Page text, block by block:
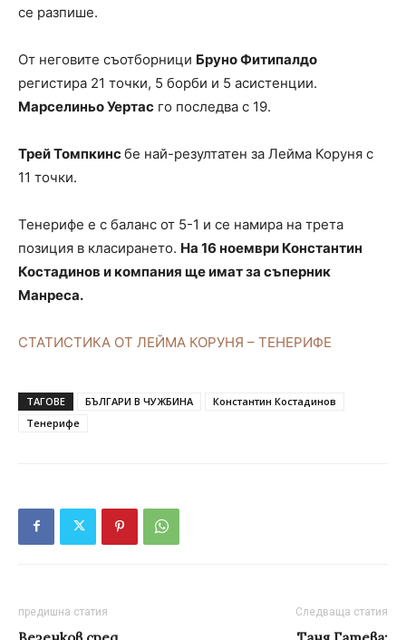
се разпише.
От неговите съотборници Бруно Фитипалдо
регистира 21 точки, 5 борби и 5 асистенции.
Марселиньо Уертас го последва с 19.
Трей Томпкинсбе най-резултатен за Лейма Коруня с
11 точки.
Тенерифе е с баланс от 5-1 и се намира на трета
позиция в класирането. На 16 ноември Константин
Костадинов и компания ще имат за съперник
Манреса.
СТАТИСТИКА ОТ ЛЕЙМА КОРУНЯ – ТЕНЕРИФЕ
ТАГОВЕ БЪЛГАРИ В ЧУЖБИНА
Константин Костадинов
Тенерифе
предишна статия Следваща статия